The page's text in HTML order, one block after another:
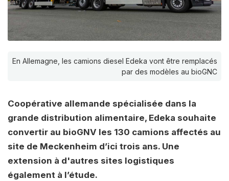
En Allemagne, les camions diesel Edeka vont être remplacés
par des modèles au bioGNC
Coopérative allemande spécialisée dans la
grande distribution alimentaire, Edeka souhaite
convertir au bioGNV les 130 camions affectés au
site de Meckenheim d’ici trois ans. Une
extension à d'autres sites logistiques
également à l’étude.